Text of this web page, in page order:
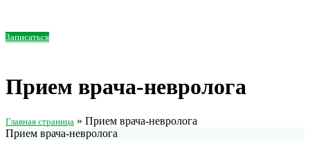
Записаться
Прием врача-невролога
Главная страница » Прием врача-невролога
Прием врача-невролога